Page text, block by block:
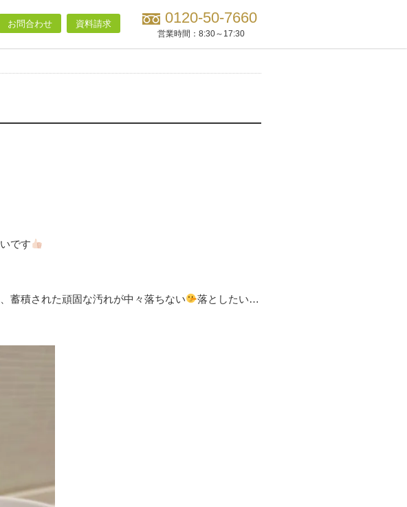
お問合わせ 資料請求 0120-50-7660
営業時間： 8:30～17:30
です
蓄積された頑固な汚れが中々落ちない 落としたい…